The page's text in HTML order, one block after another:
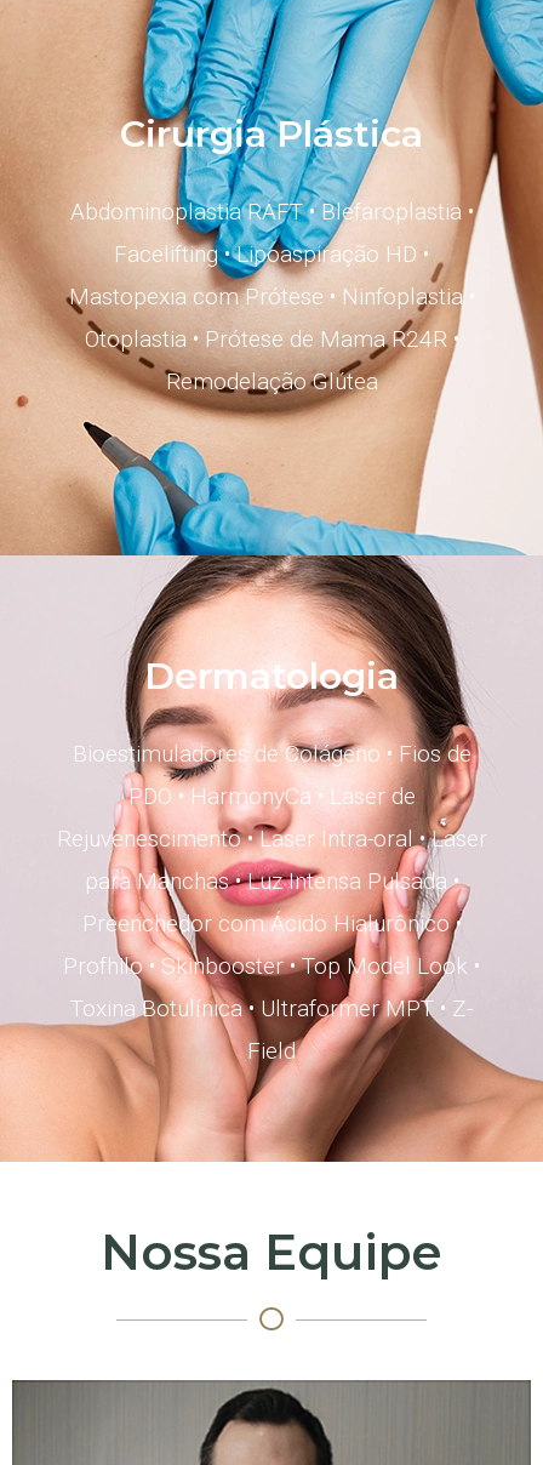
Cirurgia Plástica
Abdominoplastia RAFT•Blefaroplastia •
Facelifting•Lipoaspiração HD •
Mastopexia com Prótese • Ninfoplastia•
Otoplastia• Prótese de Mama R24R •
Remodelação Glútea
Dermatologia
Bioestimuladores de Colágeno • Fios de
PDO•HarmonyCa • Laser de
Rejuvenescimento•Laser Intra-oral•Laser
para Manchas•Luz Intensa Pulsada•
Preenchedor com Ácido Hialurônico•
Profhilo• Skinbooster•Top Model Look •
Toxina Botulínica• Ultraformer MPT • Z-
Field
Nossa Equipe